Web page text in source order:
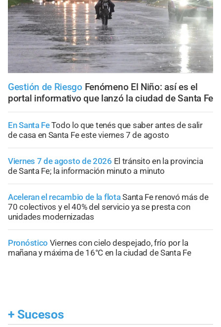
Gestión de Riesgo Fenómeno El Niño: así es el
portal informativo que lanzó la ciudad de Santa Fe
En Santa FeTodo lo que tenés que saber antes de salir
de casa en Santa Fe este viernes 7 de agosto
Viernes 7 de agosto de 2026 El tránsito en la provincia
de Santa Fe; la información minuto a minuto
Aceleran el recambio de la flotaSanta Fe renovó más de
70 colectivos y el 40% del servicio ya se presta con
unidades modernizadas
Pronóstico Viernes con cielo despejado, frío por la
mañana y máxima de 16°C en la ciudad de Santa Fe
+ Sucesos